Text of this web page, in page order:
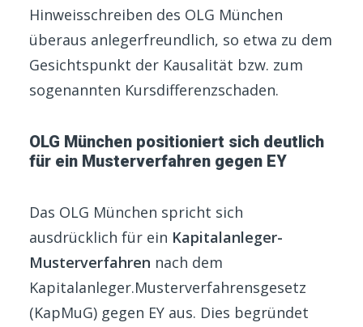
Hinweisschreiben des OLG München
überaus anlegerfreundlich, so etwa zu dem
Gesichtspunkt der Kausalität bzw. zum
sogenannten Kursdifferenzschaden.
OLG München positioniert sich deutlich
für ein Musterverfahren gegen EY
Das OLG München spricht sich
ausdrücklich für ein Kapitalanleger-
Musterverfahren nach dem
Kapitalanleger.Musterverfahrensgesetz
(KapMuG) gegen EY aus. Dies begründet